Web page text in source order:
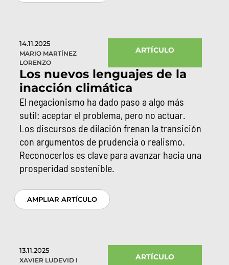
14.11.2025
MARIO MARTÍNEZ
LORENZO
ARTÍCULO
Los nuevos lenguajes de la
inacción climática
El negacionismo ha dado paso a algo más
sutil: aceptar el problema, pero no actuar.
Los discursos de dilación frenan la transición
con argumentos de prudencia o realismo.
Reconocerlos es clave para avanzar hacia una
prosperidad sostenible.
AMPLIAR ARTÍCULO
13.11.2025
XAVIER LUDEVID I
ARTÍCULO